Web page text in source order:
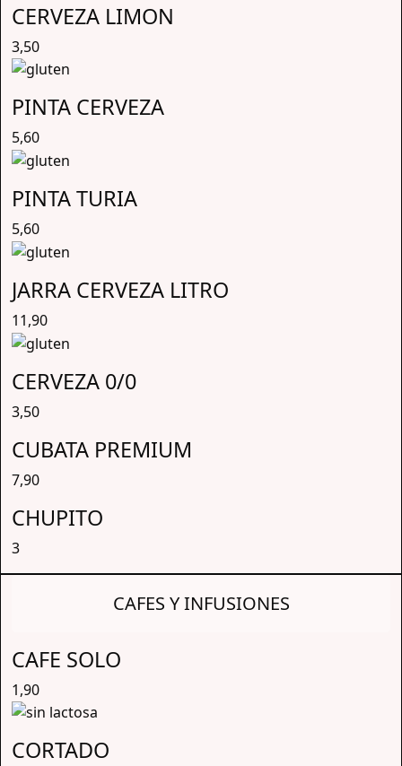
CERVEZA LIMON
3,50
PINTA CERVEZA
5,60
PINTA TURIA
5,60
JARRA CERVEZA LITRO
11,90
CERVEZA 0/0
3,50
CUBATA PREMIUM
7,90
CHUPITO
3
CAFES Y INFUSIONES
CAFE SOLO
1,90
CORTADO